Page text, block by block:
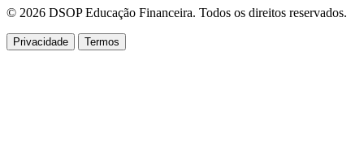
© 2026 DSOP Educação Financeira. Todos os direitos reservados.
Privacidade Termos